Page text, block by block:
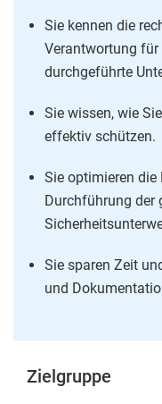
Sie kennen die
Verantwortung
durchgeführte
Sie wissen, wie
effektiv schützen.
Sie optimieren die
Durchführung der
Sie sparen Zeit
und
Zielgruppe